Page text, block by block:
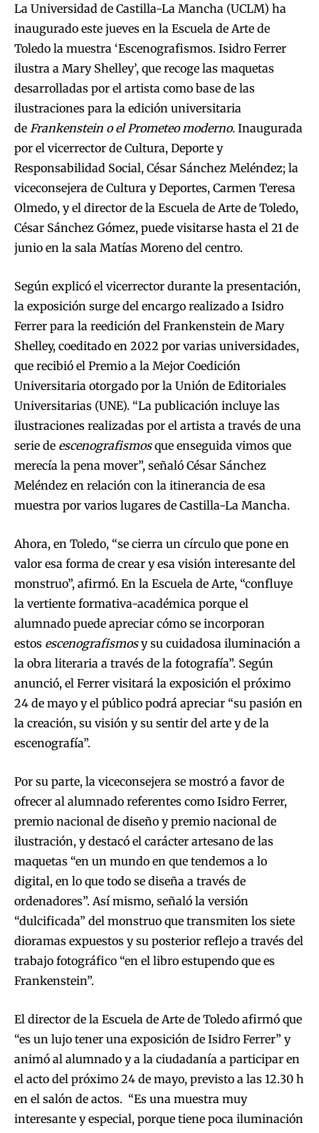
La Universidad de Castilla-La Mancha (UCLM) ha
inaugurado este jueves en la Escuela de Arte de
Toledo la muestra ‘Escenografismos. Isidro Ferrer
ilustra a Mary Shelley’, que recoge las maquetas
desarrolladas por el artista como base de las
ilustraciones para la edición universitaria
de Frankenstein o el Prometeo moderno. Inaugurada
por el vicerrector de Cultura, Deporte y
Responsabilidad Social, César Sánchez Meléndez; la
viceconsejera de Cultura y Deportes, Carmen Teresa
Olmedo, y el director de la Escuela de Arte de Toledo,
César Sánchez Gómez, puede visitarse hasta el 21 de
junio en la sala Matías Moreno del centro.
Según explicó el vicerrector durante la presentación,
la exposición surge del encargo realizado a Isidro
Ferrer para la reedición del Frankenstein de Mary
Shelley, coeditado en 2022 por varias universidades,
que recibió el Premio a la Mejor Coedición
Universitaria otorgado por la Unión de Editoriales
Universitarias (UNE). “La publicación incluye las
ilustraciones realizadas por el artista a través de una
serie de escenografismosque enseguida vimos que
merecía la pena mover”, señaló César Sánchez
Meléndez en relación con la itinerancia de esa
muestra por varios lugares de Castilla-La Mancha.
Ahora, en Toledo, “se cierra un círculo que pone en
valor esa forma de crear y esa visión interesante del
monstruo”, afirmó. En la Escuela de Arte, “confluye
la vertiente formativa-académica porque el
alumnado puede apreciar cómo se incorporan
estos escenografismosy su cuidadosa iluminación a
la obra literaria a través de la fotografía”. Según
anunció, el Ferrer visitará la exposición el próximo
24 de mayo y el público podrá apreciar “su pasión en
la creación, su visión y su sentir del arte y de la
escenografía”.
Por su parte, la viceconsejera se mostró a favor de
ofrecer al alumnado referentes como Isidro Ferrer,
premio nacional de diseño y premio nacional de
ilustración, y destacó el carácter artesano de las
maquetas “en un mundo en que tendemos a lo
digital, en lo que todo se diseña a través de
ordenadores”. Así mismo, señaló la versión
“dulcificada” del monstruo que transmiten los siete
dioramas expuestos y su posterior reflejo a través del
trabajo fotográfico “en el libro estupendo que es
Frankenstein”.
El director de la Escuela de Arte de Toledo afirmó que
“es un lujo tener una exposición de Isidro Ferrer” y
animó al alumnado y a la ciudadanía a participar en
el acto del próximo 24 de mayo, previsto a las 12.30 h
en el salón de actos. “Es una muestra muy
interesante y especial, porque tiene poca iluminación